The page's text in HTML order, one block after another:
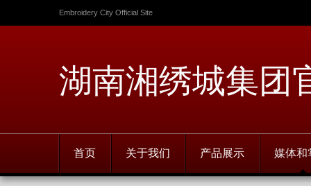
Embroidery City Official Site
湖南湘绣城集团
首页 关于我们 产品展示 媒体和